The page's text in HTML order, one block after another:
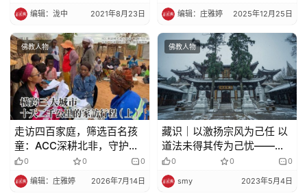
编辑：泷中 2021年8月23日 编辑：庄雅婷 2025年12月25日
佛教人物
走访四百家庭，筛选百名孩
童：ACC深耕北非，守护每
一份微光（上）
0 0 0
编辑：庄雅婷 2026年7月14日
佛教人物
藏识｜以激扬宗风为己任 以
道法未得其传为己忧——三
月十四 痴绝道冲禅师圆寂纪
念日
0 0 0
smy 2023年5月4日